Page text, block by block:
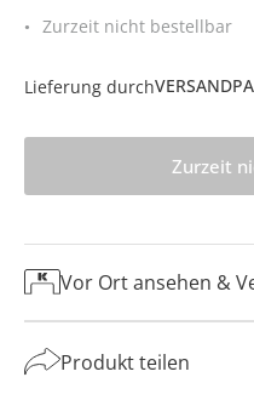
Zurzeit nicht bestellbar
Lieferung durch
Zurzeit
Vor Ort ansehen &
Produkt teilen